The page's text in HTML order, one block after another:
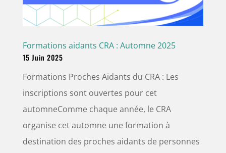
Formations aidants CRA : Automne 2025
15 Juin 2025
Formations Proches Aidants du CRA : Les
inscriptions sont ouvertes pour cet
automneComme chaque année, le CRA
organise cet automne une formation à
destination des proches aidants de personnes